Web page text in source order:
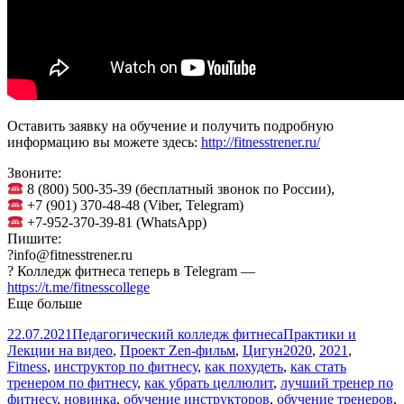
Оставить заявку на обучение и получить подробную
информацию вы можете здесь: http://fitnesstrener.ru/
Звоните:
8 (800) 500-35-39 (бесплатный звонок по России),
+7 (901) 370-48-48 (Viber, Telegram)
+7-952-370-39-81 (WhatsApp)
Пишите:
?info@fitnesstrener.ru
? Колледж фитнеса теперь в Telegram —
https://t.me/fitnesscollege
Еще больше
Опубликовано
22.07.2021Автор
Педагогический колледж фитнесаРубрики
Практики и
Лекции на видео, Проект Zen-фильм, ЦигунМетки
2020, 2021 ,
Fitness, инструктор по фитнесу, как похудеть, как стать
тренером по фитнесу, как убрать целлюлит, лучший тренер по
фитнесу, новинка, обучение инструкторов, обучение тренеров,